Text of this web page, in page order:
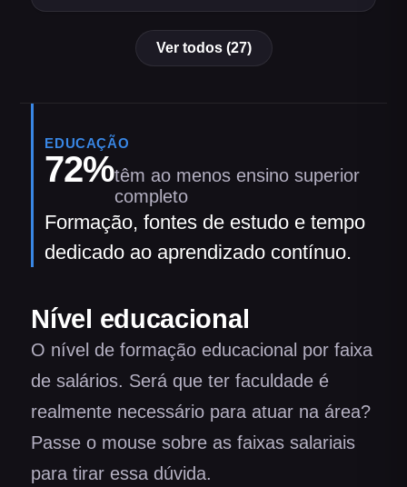
Ver todos (27)
EDUCAÇÃO
72%têm ao menos ensino superior
completo
Formação, fontes de estudo e tempo
dedicado ao aprendizado contínuo.
Nível educacional
O nível de formação educacional por faixa
de salários. Será que ter faculdade é
realmente necessário para atuar na área?
Passe o mouse sobre as faixas salariais
para tirar essa dúvida.